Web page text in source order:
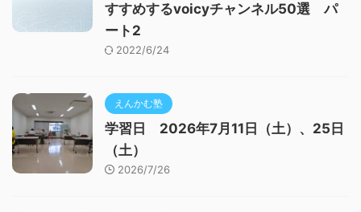
すすめするvoicyチャンネル50選 パ
ート2
2022/6/24
えんかむ塾
学習日 2026年7月11日（土）、25日
（土）
2026/7/26